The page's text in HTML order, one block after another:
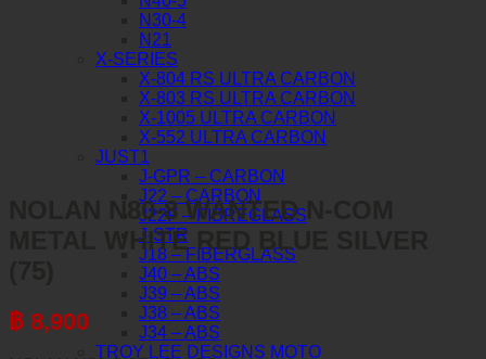
N30-4
N21
X-SERIES
X-804 RS ULTRA CARBON
X-803 RS ULTRA CARBON
X-1005 ULTRA CARBON
X-552 ULTRA CARBON
JUST1
J-GPR – CARBON
J22 – CARBON
J22F – FIBREGLASS
J-STR
J18 – FIBERGLASS
J40 – ABS
J39 – ABS
J38 – ABS
J34 – ABS
TROY LEE DESIGNS MOTO
NOLAN N80-8 WANTED N-COM
METAL WHITE RED BLUE SILVER
฿ 8,900